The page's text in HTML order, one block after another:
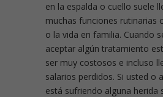
en la espalda o cuello suele
muchas funciones rutinarias
o la vida en familia. Cuando
aceptar algún tratamiento
ser muy costosos e incluso
salarios perdidos. Si usted o
está sufriendo alguna herida